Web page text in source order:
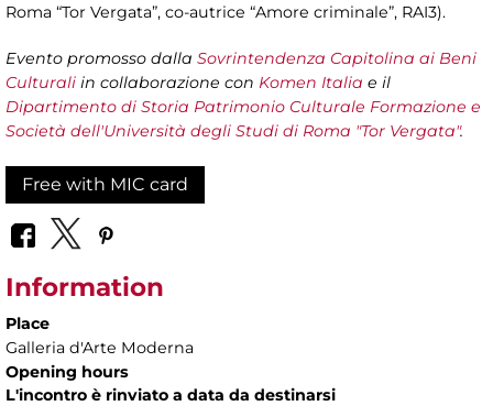
Roma “Tor Vergata”, co-autrice “Amore criminale”, RAI3).
Evento promosso dalla Sovrintendenza Capitolina ai Beni
Culturali in collaborazione con Komen Italia e il
Dipartimento di Storia Patrimonio Culturale Formazione e
Società dell'Università degli Studi di Roma "Tor Vergata".
Free with MIC card
Information
Place
Galleria d'Arte Moderna
Opening hours
L'incontro è rinviato a data da destinarsi